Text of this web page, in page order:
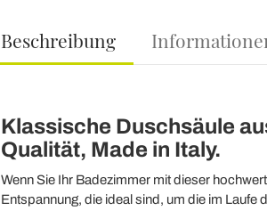
Beschreibung
Klassische Duschsäule
Qualität, Made in Italy.
Wenn Sie Ihr Badezimmer mit dieser
Entspannung, die ideal sind, um die im Laufe